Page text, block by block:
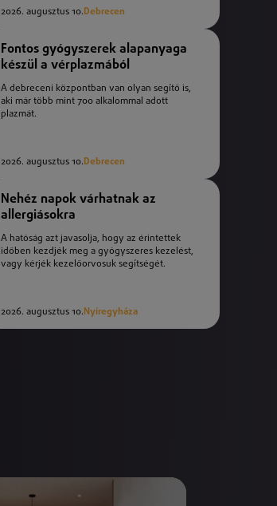
2026. augusztus 10.Debrecen
Fontos gyógyszerek alapanyaga
készül a vérplazmából
A debreceni központban van olyan segítő is,
aki már több mint 700 alkalommal adott
plazmát.
2026. augusztus 10.Debrecen
Nehéz napok várhatnak az
allergiásokra
A hatóság azt javasolja, hogy az érintettek
időben kezdjék meg a gyógyszeres kezelést,
vagy kérjék kezelőorvosuk segítségét.
2026. augusztus 10. Nyíregyháza